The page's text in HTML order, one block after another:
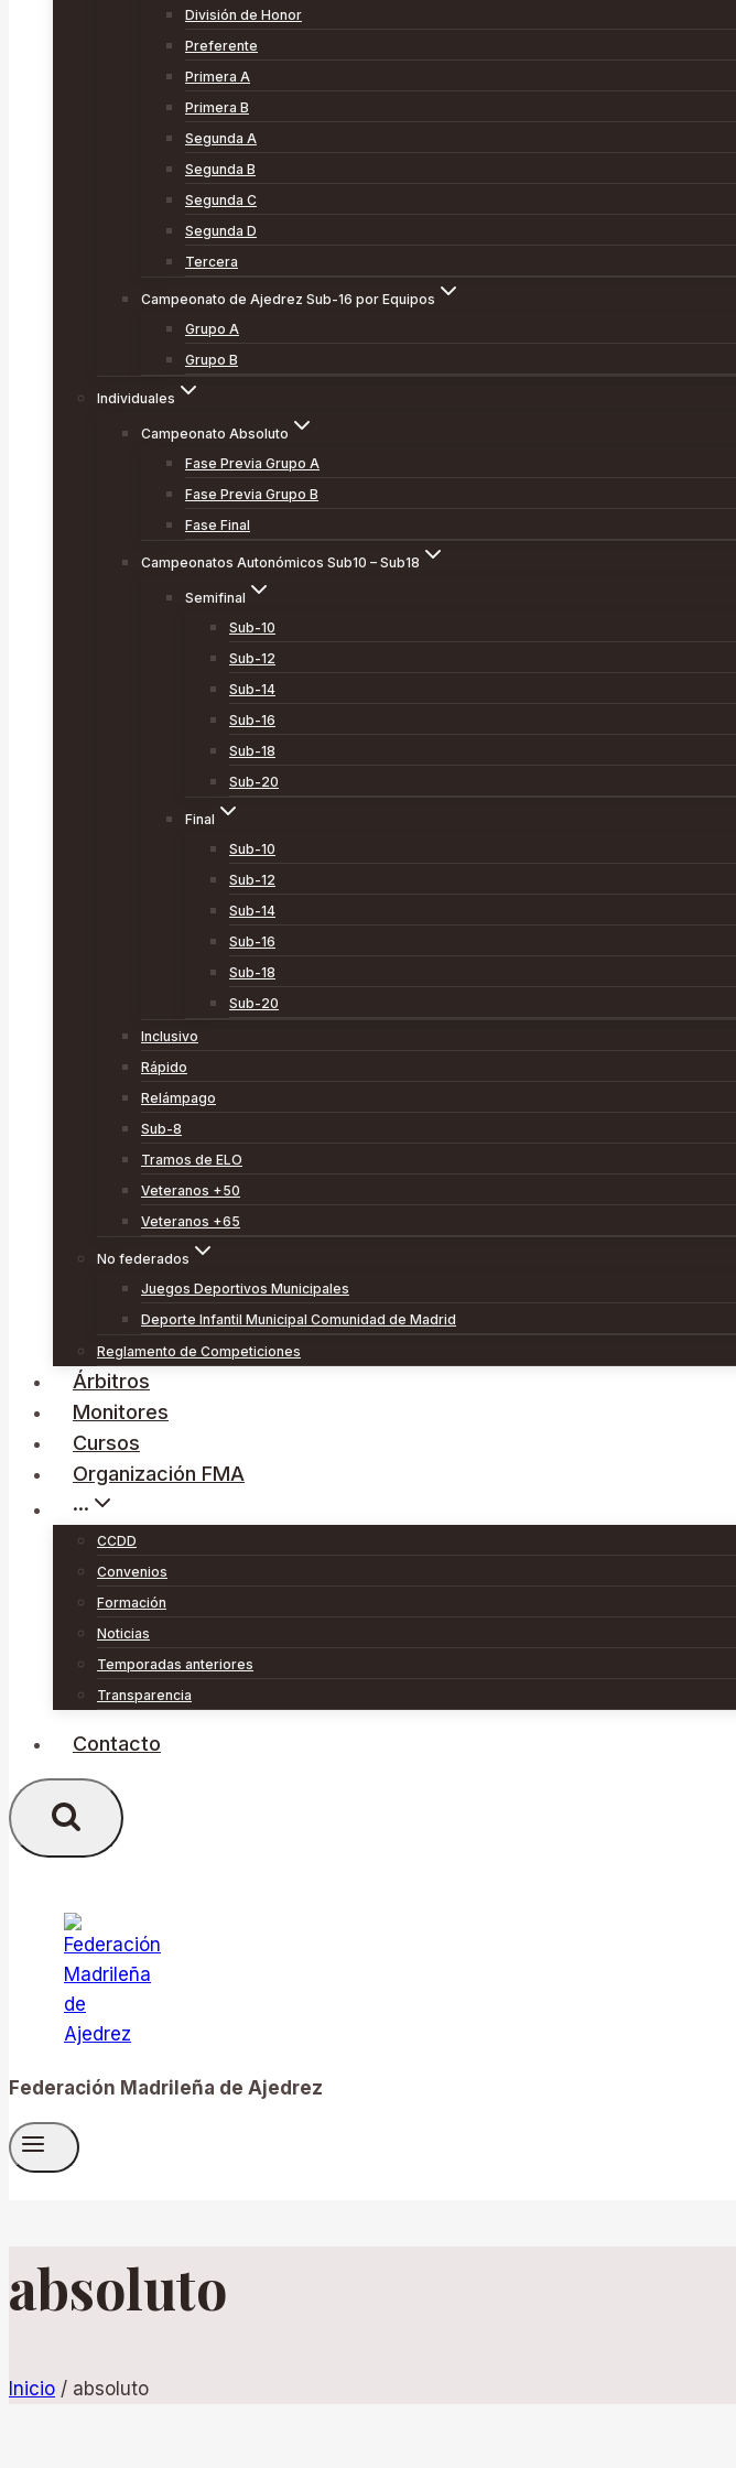
División de Honor
Preferente
Primera A
Primera B
Segunda A
Segunda B
Segunda C
Segunda D
Tercera
Campeonato de Ajedrez Sub-16 por Equipos
Grupo A
Grupo B
Individuales
Campeonato Absoluto
Fase Previa Grupo A
Fase Previa Grupo B
Fase Final
Campeonatos Autonómicos Sub10 – Sub18
Semifinal
Sub-10
Sub-12
Sub-14
Sub-16
Sub-18
Sub-20
Final
Sub-10
Sub-12
Sub-14
Sub-16
Sub-18
Sub-20
Inclusivo
Rápido
Relámpago
Sub-8
Tramos de ELO
Veteranos +50
Veteranos +65
No federados
Juegos Deportivos Municipales
Deporte Infantil Municipal Comunidad de Madrid
Reglamento de Competiciones
Árbitros
Monitores
Cursos
Organización FMA
···
CCDD
Convenios
Formación
Noticias
Temporadas anteriores
Transparencia
Contacto
Federación Madrileña de Ajedrez
absoluto
Inicio / absoluto